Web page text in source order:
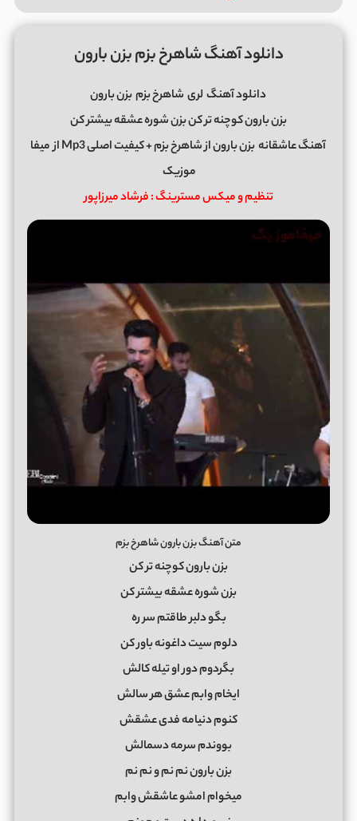
دانلود آهنگ شاهرخ بزم بزن بارون
دانلود آهنگ لری شاهرخ بزمبزن بارون
بزن بارون کوچنه تر کن بزن شوره عشقه بیشتر کن
آهنگ عاشقانهبزن بارونازشاهرخ بزم+ کیفیت اصلی Mp3 از
میفا
موزیک
تنظیم و میکس مسترینگ : فرشاد میرزاپور
متن آهنگ بزن بارون شاهرخ بزم
بزن بارون کوچنه تر کن
بزن شوره عشقه بیشتر کن
بگو دلبر طاقتم سر ره
دلوم سیت داغونه باور کن
بگردوم دور او تیله کالش
ایخام وابم عشق هر سالش
کنوم دنیامه فدی عشقش
بووندم سرمه دسمالش
بزن بارون نم نم و نم نم
میخوام امشو عاشقش وابم